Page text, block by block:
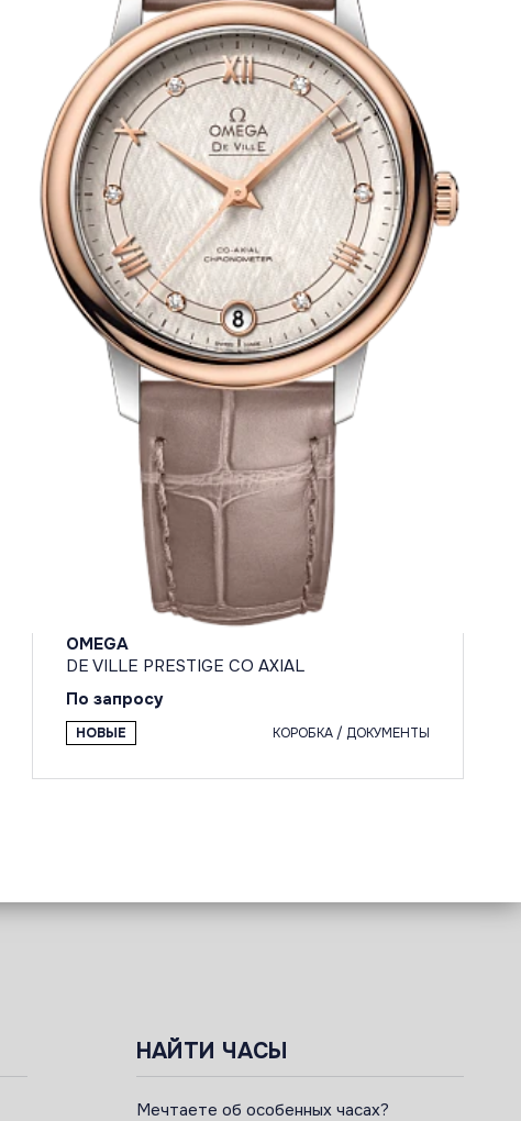
OMEGA
DE VILLE PRESTIGE CO AXIAL
По запросу
НОВЫЕ КОРОБКА / ДОКУМЕНТЫ
НАЙТИ ЧАСЫ
Мечтаете об особенных часах?